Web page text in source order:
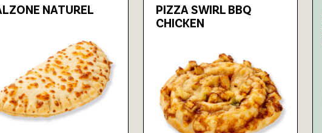
NATUREL
PIZZA SWIRL BBQ
CHICKEN